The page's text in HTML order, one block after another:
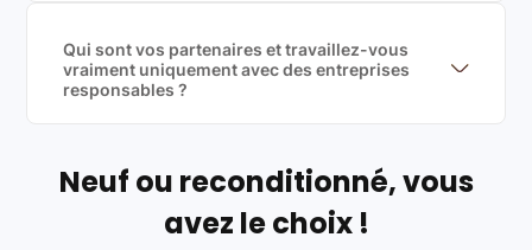
produits officiels de grandes marques et du
reconditionné de haute qualité
Qui sont vos partenaires et travaillez-vous
vraiment uniquement avec des entreprises
responsables ?
Labels environnementaux & qualité de nos partenaires
Neuf ou reconditionné, vous
avez le choix !